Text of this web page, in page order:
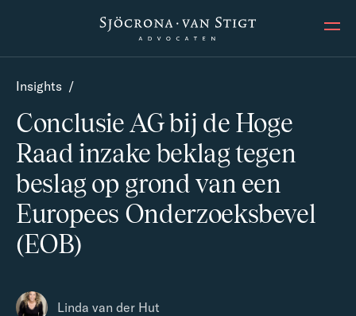
Insights /
Conclusie AG bij de Hoge
Raad inzake beklag tegen
beslag op grond van een
Europees Onderzoeksbevel
(EOB)
Linda van der Hut